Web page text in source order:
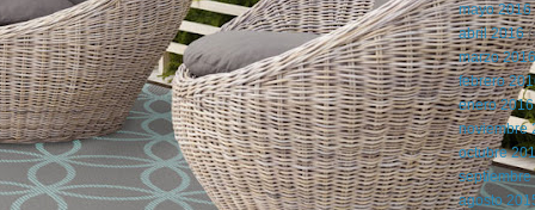
mayo 2016
abril 2016
marzo 2016
febrero
enero 2016
noviembre
octubre
septiembre
agosto